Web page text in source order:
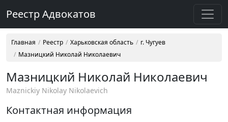
Реестр Адвокатов
Главная Реестр Харьковская область
г. Чугуев
Мазницкий Николай Николаевич
Мазницкий Николай Николаевич
Maznickiy Nikolay Nikolaevich
Контактная информация